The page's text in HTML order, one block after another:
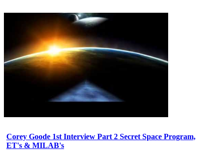
Corey Goode 1st Interview Part 2 Secret Space Program,
ET's & MILAB's